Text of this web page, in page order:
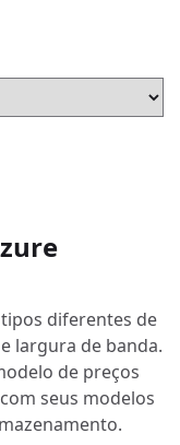
diferentes de
largura de banda.
de preços
seus modelos